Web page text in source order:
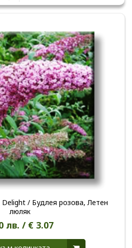
Delight / Будлея розова, Летен
люляк
лв. / € 3.07